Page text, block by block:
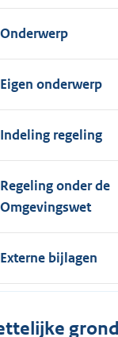
Onderwerp
Eigen onderwerp
Indeling regeling
Regeling onder de
Omgevingswet
Externe bijlagen